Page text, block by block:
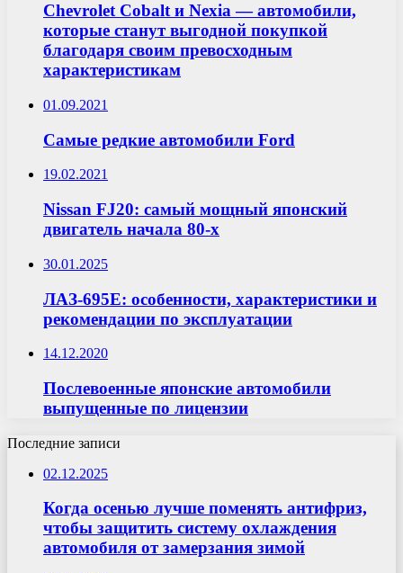
Chevrolet Cobalt и Nexia — автомобили,
которые станут выгодной покупкой
благодаря своим превосходным
характеристикам
01.09.2021
Самые редкие автомобили Ford
19.02.2021
Nissan FJ20: самый мощный японский
двигатель начала 80-х
30.01.2025
ЛАЗ-695E: особенности, характеристики и
рекомендации по эксплуатации
14.12.2020
Послевоенные японские автомобили
выпущенные по лицензии
Последние записи
02.12.2025
Когда осенью лучше поменять антифриз,
чтобы защитить систему охлаждения
автомобиля от замерзания зимой